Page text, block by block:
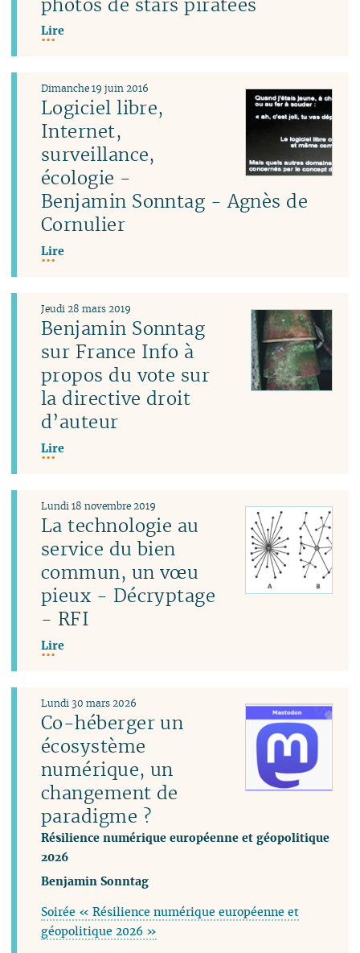
Lire
Logiciel libre,
Internet,
surveillance,
écologie -
Benjamin Sonntag - Agnès de
Cornulier
Dimanche 19 juin 2016
Lire
Benjamin Sonntag
sur France Info à
propos du vote sur
la directive droit
d’auteur
Jeudi 28 mars 2019
Lire
La technologie au
service du bien
commun, un vœu
pieux - Décryptage
- RFI
Lundi 18 novembre 2019
Lire
Co-héberger un
écosystème
numérique, un
changement de
paradigme ?
Résilience numérique européenne et géopolitique
2026
Lundi 30 mars 2026
Benjamin Sonntag
Soirée « Résilience numérique européenne et
géopolitique 2026 »